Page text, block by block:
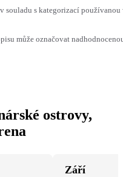
s kategorizací
může označovat
ostrovy,
Září